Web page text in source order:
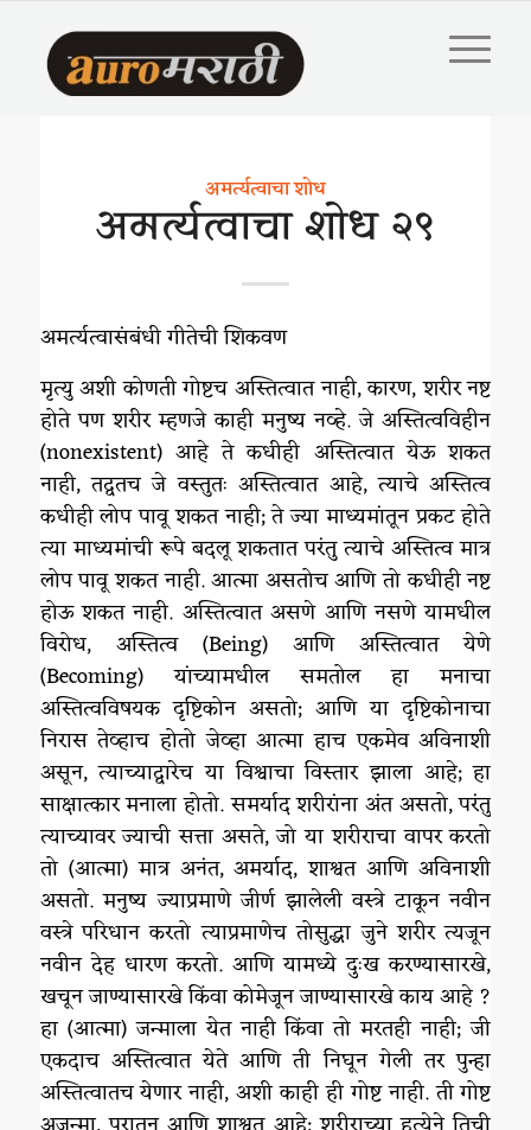
अमर्त्यत्वाचा शोध
अमर्त्यत्वाचा शोध २९
अमर्त्यत्वासंबंधी गीतेची शिकवण
मृत्यु अशी कोणती गोष्टच अस्तित्वात नाही, कारण, शरीर नष्ट
होते पण शरीर म्हणजे काही मनुष्य नव्हे. जे अस्तित्वविहीन
(nonexistent) आहे ते कधीही अस्तित्वात येऊ शकत
नाही, तद्वतच जे वस्तुतः अस्तित्वात आहे, त्याचे अस्तित्व
कधीही लोप पावू शकत नाही; ते ज्या माध्यमांतून प्रकट होते
त्या माध्यमांची रूपे बदलू शकतात परंतु त्याचे अस्तित्व मात्र
लोप पावू शकत नाही. आत्मा असतोच आणि तो कधीही नष्ट
होऊ शकत नाही. अस्तित्वात असणे आणि नसणे यामधील
विरोध, अस्तित्व (Being) आणि अस्तित्वात येणे
(Becoming) यांच्यामधील समतोल हा मनाचा
अस्तित्वविषयक दृष्टिकोन असतो; आणि या दृष्टिकोनाचा
निरास तेव्हाच होतो जेव्हा आत्मा हाच एकमेव अविनाशी
असून, त्याच्याद्वारेच या विश्वाचा विस्तार झाला आहे; हा
साक्षात्कार मनाला होतो. समर्याद शरीरांना अंत असतो, परंतु
त्याच्यावर ज्याची सत्ता असते, जो या शरीराचा वापर करतो
तो (आत्मा) मात्र अनंत, अमर्याद, शाश्वत आणि अविनाशी
असतो. मनुष्य ज्याप्रमाणे जीर्ण झालेली वस्त्रे टाकून नवीन
वस्त्रे परिधान करतो त्याप्रमाणेच तोसुद्धा जुने शरीर त्यजून
नवीन देह धारण करतो. आणि यामध्ये दुःख करण्यासारखे,
खचून जाण्यासारखे किंवा कोमेजून जाण्यासारखे काय आहे ?
हा (आत्मा) जन्माला येत नाही किंवा तो मरतही नाही; जी
एकदाच अस्तित्वात येते आणि ती निघून गेली तर पुन्हा
अस्तित्वातच येणार नाही, अशी काही ही गोष्ट नाही. ती गोष्ट